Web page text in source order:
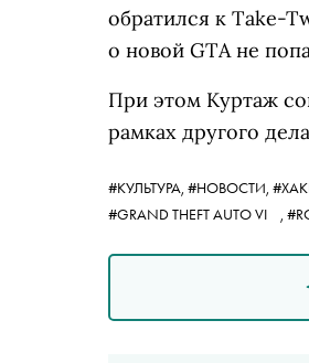
обратился к Take-
о новой GTA не
При этом Куртаж
рамках другого
#КУЛЬТУРА, #НОВОСТИ,
#GRAND THEFT AUTO VI
,